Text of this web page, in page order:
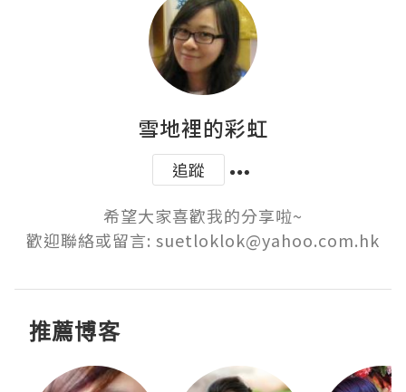
雪地裡的彩虹
追蹤
希望大家喜歡我的分享啦~
歡迎聯絡或留言: suetloklok@yahoo.com.hk
推薦博客